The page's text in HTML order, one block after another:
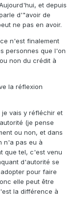
et depuis
d'"avoir de
ne pas en avoir.
n'est finalement
personnes que l'on
non du crédit à
la réflexion
vais y réfléchir et
(je pense
ou non, et dans
n'a pas eu à
que tel, c'est venu
d'autorité se
pour faire
elle peut être
la différence à